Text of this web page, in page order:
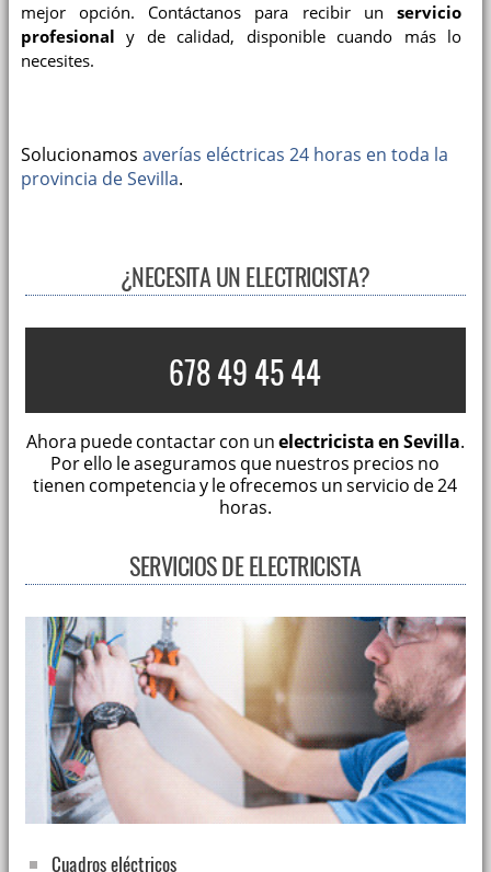
mejor opción. Contáctanos para recibir un servicio
profesional y de calidad, disponible cuando más lo
necesites.
Solucionamos averías eléctricas 24 horas en toda la
provincia de Sevilla.
¿NECESITA UN ELECTRICISTA?
678 49 45 44
Ahora puede contactar con unelectricista en Sevilla.
Por ello le aseguramos que nuestros precios no
tienen competencia y le ofrecemos un servicio de 24
horas.
SERVICIOS DE ELECTRICISTA
Cuadros eléctricos